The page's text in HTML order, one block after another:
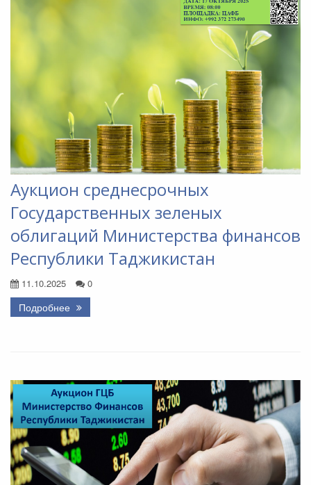
Аукцион среднесрочных
Государственных зеленых
облигаций Министерства финансов
Республики Таджикистан
11.10.2025 0
Подробнее